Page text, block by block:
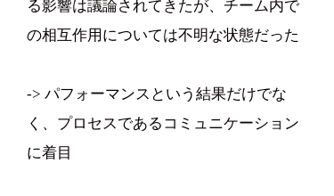
る影響は議論されてきたが、チーム内で
の相互作用については不明な状態だった
-> パフォーマンスという結果だけでな
く、プロセスであるコミュニケーション
に着目